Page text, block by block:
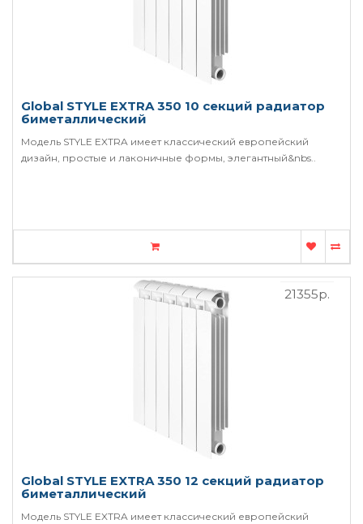
Global STYLE EXTRA 350 10 секций радиатор
биметаллический
Модель STYLE EXTRA имеет классический европейский
дизайн, простые и лаконичные формы, элегантный&nbs..
Global STYLE EXTRA 350 12 секций радиатор
биметаллический
Модель STYLE EXTRA имеет классический европейский
21355р.